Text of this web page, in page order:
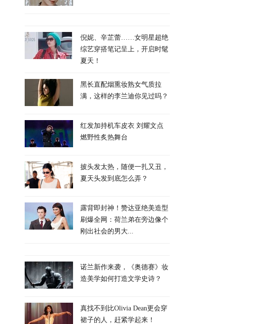
倪妮、辛芷蕾……女明星超绝
综艺穿搭笔记呈上，开启时髦
夏天！
黑长直配烟熏妆熟女气质拉
满，这样的李兰迪你见过吗？
红发加持机车皮衣 刘耀文点
燃野性炙热舞台
披头发太热，随便一扎又丑，
夏天头发到底怎么弄？
露背即封神！赞达亚绝美造型
刷爆全网：荷兰弟在旁边像个
刚出社会的男大...
诺兰新作来袭，《奥德赛》妆
造美学如何打造文学史诗？
真找不到比Olivia Dean更会穿
裙子的人，赶紧学起来！